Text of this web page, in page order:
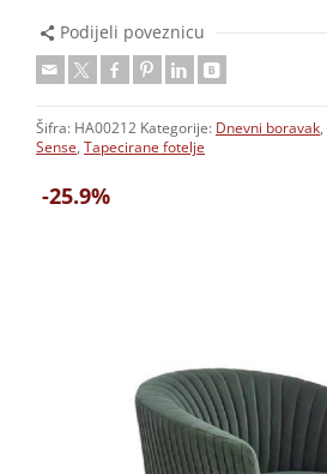
-25.9%
Podijeli poveznicu
Šifra: HA00212 Kategorije: Dnevni boravak,
Sense, Tapecirane fotelje